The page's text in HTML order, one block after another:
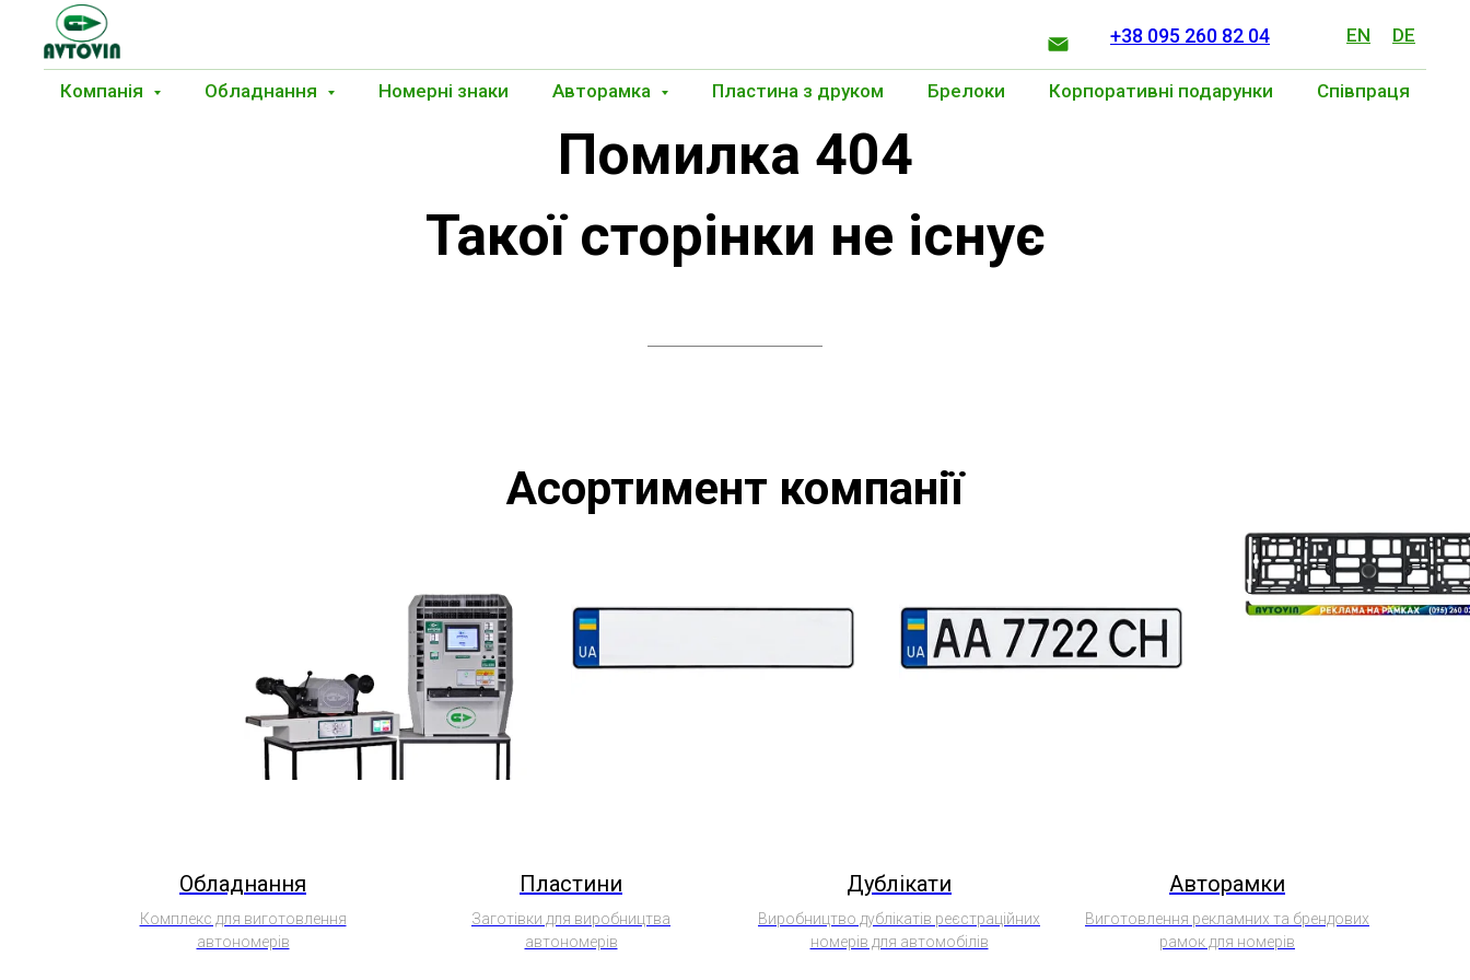
+38 095 260 82 04 EN DE
Компанія Обладнання Номерні знаки Авторамка Пластина з друком Брелоки Корпоративні подарунки Співпраця
Помилка 404
Такої сторінки не існує
Асортимент компанії
Обладнання
Комплекс для виготовлення
автономерів
Пластини
Заготівки для виробництва
автономерів
Дублікати
Виробництво дублікатів реєстраційних
номерів для автомобілів
Авторамки
Виготовлення рекламних та брендових
рамок для номерів